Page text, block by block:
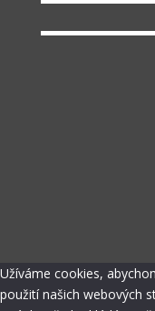
Užíváme cookies,
použití našich webových